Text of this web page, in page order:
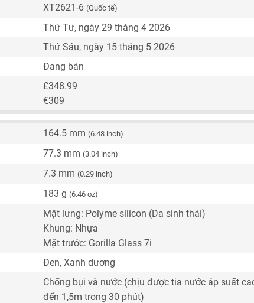
XT2621-6 (Quốc tế)
Thứ Tư, ngày 29 tháng 4 2026
Thứ Sáu, ngày 15 tháng 5 2026
Đang bán
£348.99
€309
164.5 mm (6.48 inch)
77.3 mm (3.04 inch)
7.3 mm (0.29 inch)
183 g (6.46 oz)
Mặt lưng: Polyme silicon (Da sinh thái)
Khung: Nhựa
Mặt trước: Gorilla Glass 7i
Đen, Xanh dương
Chống bụi và nước (chịu được tia nước áp suất
đến 1,5m trong 30 phút)